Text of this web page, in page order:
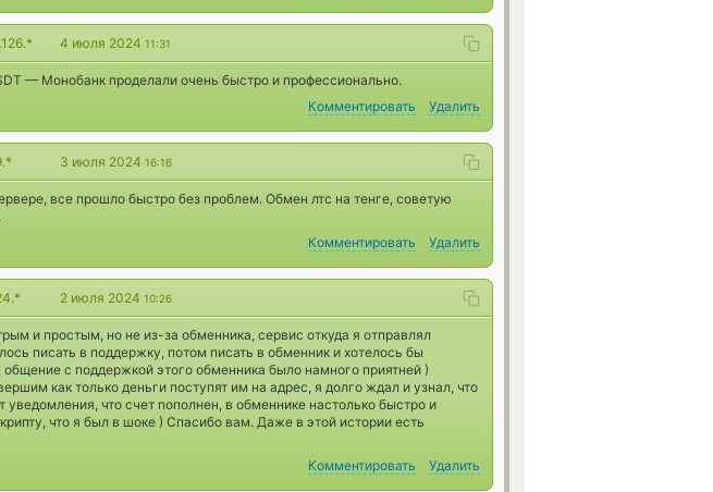
4 июля 2024 11:31
— Монобанк проделали очень быстро и профессионально.
Комментировать Удалить
3 июля 2024 16:16
все прошло быстро без проблем. Обмен лтс на тенге, советую
Комментировать Удалить
2 июля 2024 10:26
и простым, но не из-за обменника, сервис откуда я отправлял
писать в поддержку, потом писать в обменник и хотелось бы
общение с поддержкой этого обменника было намного приятней )
как только деньги поступят им на адрес, я долго ждал и узнал, что
уведомления, что счет пополнен, в обменнике настолько быстро и
что я был в шоке ) Спасибо вам. Даже в этой истории есть
Комментировать Удалить